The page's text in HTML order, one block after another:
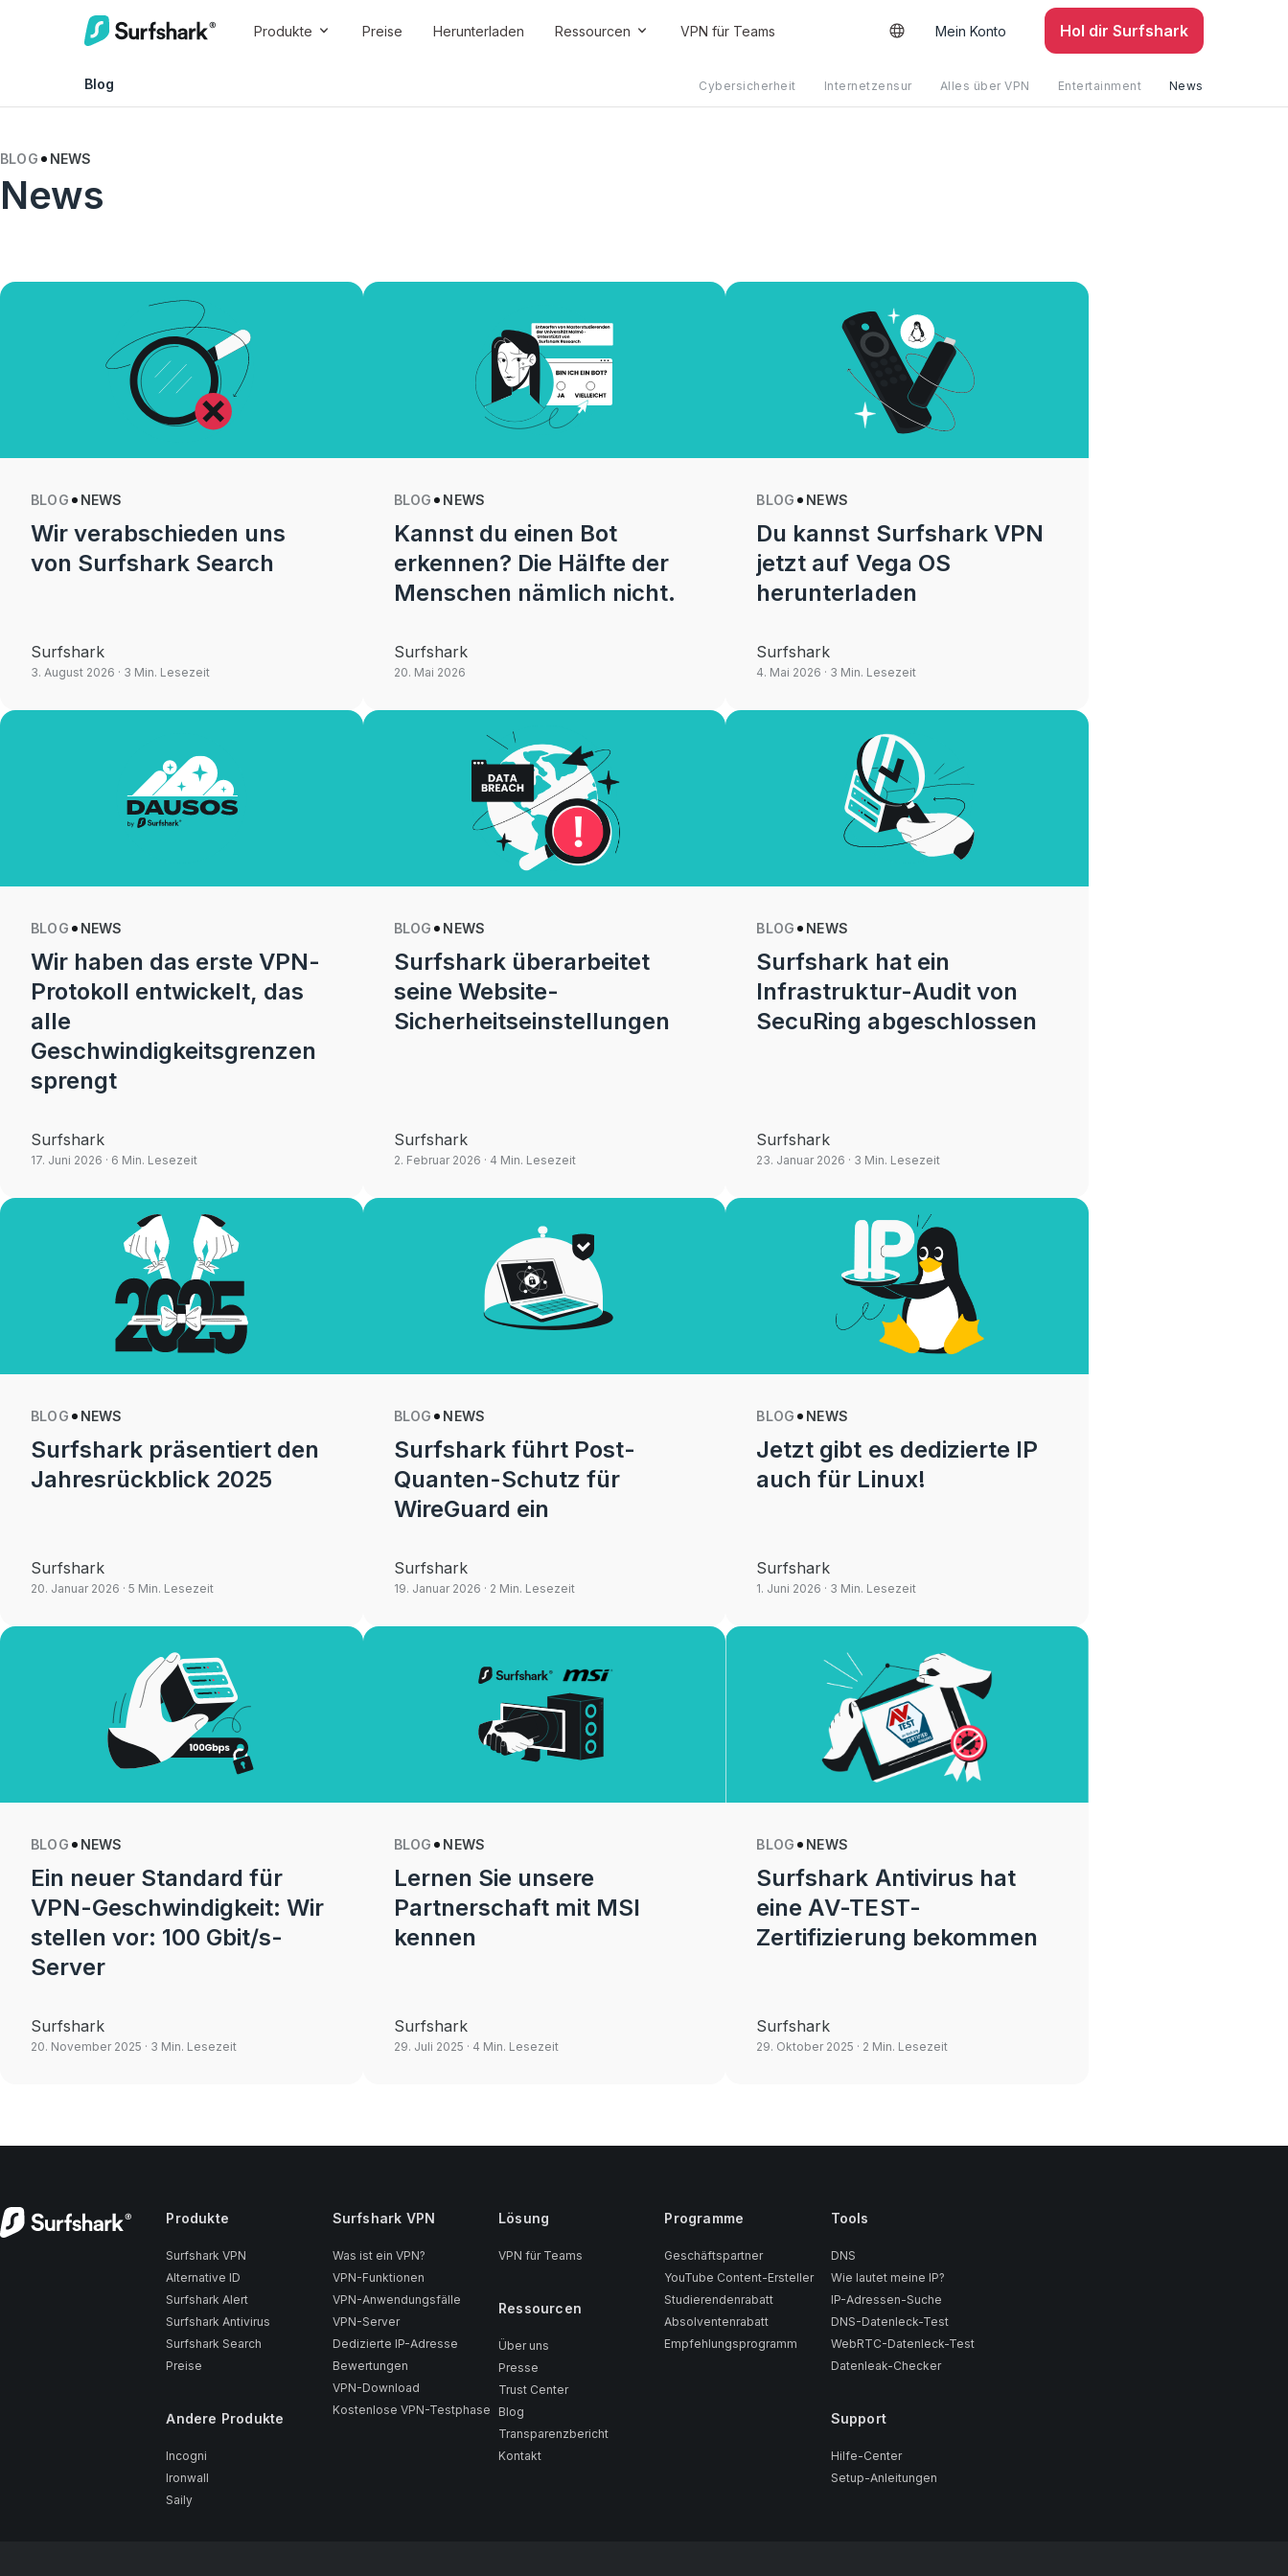
Produkte Preise Herunterladen Ressourcen VPN für Teams Mein Konto Hol dir Surfshark
Blog Cybersicherheit Internetzensur Alles über VPN Entertainment News
BLOG NEWS
News
BLOG NEWS
Wir verabschieden uns
von Surfshark Search
Surfshark
3. August 2026 · 3 Min. Lesezeit
BLOG NEWS
Kannst du einen Bot
erkennen? Die Hälfte der
Menschen nämlich nicht.
Surfshark
20. Mai 2026
BLOG NEWS
Du kannst Surfshark VPN
jetzt auf Vega OS
herunterladen
Surfshark
4. Mai 2026 · 3 Min. Lesezeit
BLOG NEWS
Wir haben das erste VPN-
Protokoll entwickelt, das
alle
Geschwindigkeitsgrenzen
sprengt
Surfshark
17. Juni 2026 · 6 Min. Lesezeit
BLOG NEWS
Surfshark überarbeitet
seine Website-
Sicherheitseinstellungen
Surfshark
2. Februar 2026 · 4 Min. Lesezeit
BLOG NEWS
Surfshark hat ein
Infrastruktur-Audit von
SecuRing abgeschlossen
Surfshark
23. Januar 2026 · 3 Min. Lesezeit
BLOG NEWS
Surfshark präsentiert den
Jahresrückblick 2025
Surfshark
20. Januar 2026 · 5 Min. Lesezeit
BLOG NEWS
Surfshark führt Post-
Quanten-Schutz für
WireGuard ein
Surfshark
19. Januar 2026 · 2 Min. Lesezeit
BLOG NEWS
Jetzt gibt es dedizierte IP
auch für Linux!
Surfshark
1. Juni 2026 · 3 Min. Lesezeit
BLOG NEWS
Ein neuer Standard für
VPN-Geschwindigkeit: Wir
stellen vor: 100 Gbit/s-
Server
Surfshark
20. November 2025 · 3 Min. Lesezeit
BLOG NEWS
Lernen Sie unsere
Partnerschaft mit MSI
kennen
Surfshark
29. Juli 2025 · 4 Min. Lesezeit
BLOG NEWS
Surfshark Antivirus hat
eine AV-TEST-
Zertifizierung bekommen
Surfshark
29. Oktober 2025 · 2 Min. Lesezeit
Produkte
Surfshark VPN
Alternative ID
Surfshark Alert
Surfshark Antivirus
Surfshark Search
Preise
Andere Produkte
Incogni
Ironwall
Saily
Surfshark VPN
Was ist ein VPN?
VPN-Funktionen
VPN-Anwendungsfälle
VPN-Server
Dedizierte IP-Adresse
Bewertungen
VPN-Download
Kostenlose VPN-Testphase
Lösung
VPN für Teams
Ressourcen
Über uns
Presse
Trust Center
Blog
Transparenzbericht
Kontakt
Programme
Geschäftspartner
YouTube Content-Ersteller
Studierendenrabatt
Absolventenrabatt
Empfehlungsprogramm
Tools
DNS
Wie lautet meine IP?
IP-Adressen-Suche
DNS-Datenleck-Test
WebRTC-Datenleck-Test
Datenleak-Checker
Support
Hilfe-Center
Setup-Anleitungen